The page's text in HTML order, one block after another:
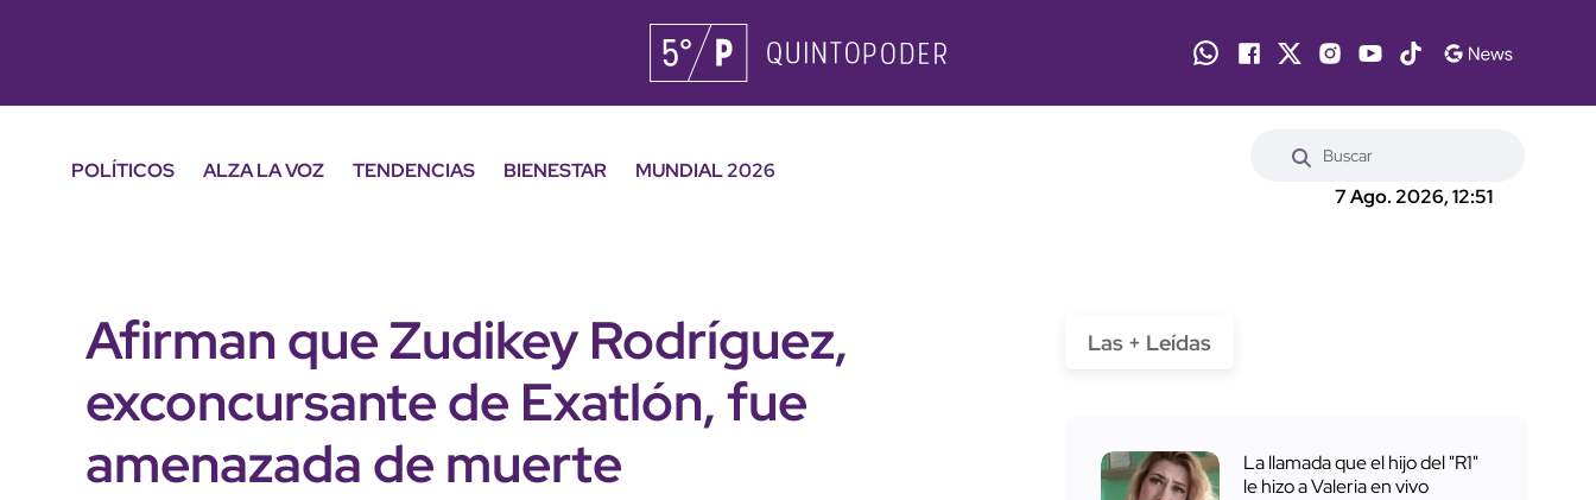
POLÍTICOS ALZA LA VOZ TENDENCIAS BIENESTAR
MUNDIAL 2026
7 Ago. 2026, 12:51
Afirman que Zudikey Rodríguez,
exconcursante de Exatlón, fue
amenazada de muerte
Las + Leídas
La llamada que el hijo del "R1"
le hizo a Valeria en vivo